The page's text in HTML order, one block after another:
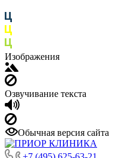
Изображения
Озвучивание текста
Обычная версия сайта